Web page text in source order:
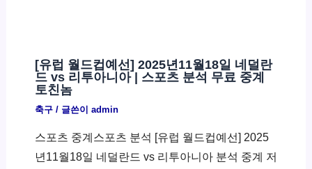
[유럽 월드컵예선] 2025년11월18일 네덜란
드 vs 리투아니아 | 스포츠 분석 무료 중계
토친놈
축구/ 글쓴이 admin
스포츠 중계스포츠 분석 [유럽 월드컵예선] 2025
년11월18일 네덜란드 vs 리투아니아 분석 중계 저